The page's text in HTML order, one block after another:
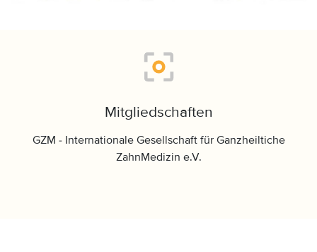
Mitgliedschaften
GZM - Internationale Gesellschaft für Ganzheiltiche
ZahnMedizin e.V.